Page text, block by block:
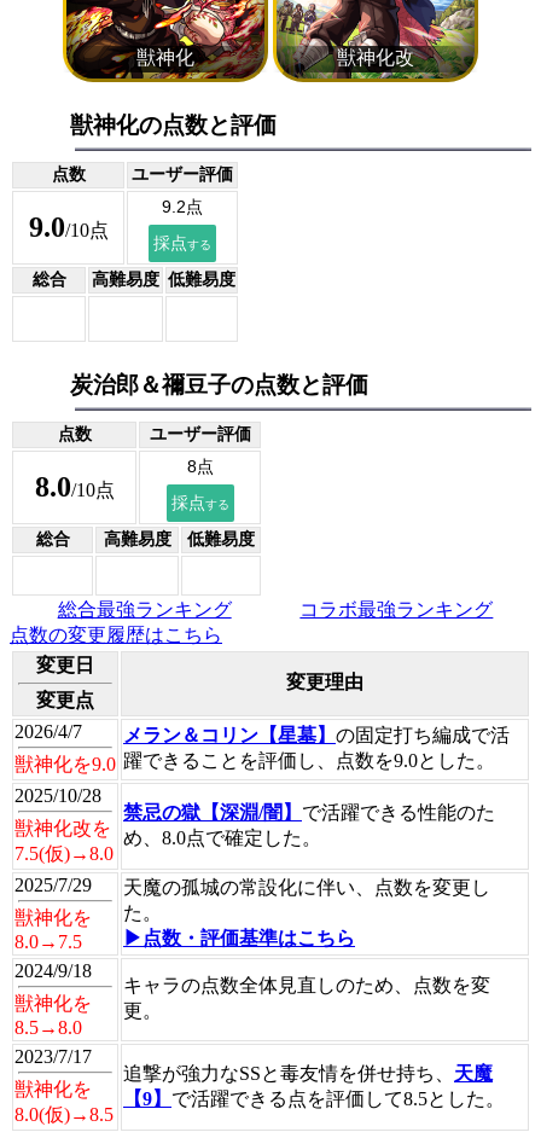
獣神化の点数と評価
点数 ユーザー評価
9.0/10点
総合 高難易度 低難易度
炭治郎＆禰豆子の点数と評価
点数 ユーザー評価
8.0/10点
総合 高難易度 低難易度
総合最強ランキング
コラボ最強ランキング
点数の変更履歴はこちら
変更日
変更点
変更理由
2026/4/7
獣神化を9.0
メラン＆コリン【星墓】 の固定打ち編成で活
躍できることを評価し、点数を9.0とした。
2025/10/28
獣神化改を
7.5(仮)→8.0
禁忌の獄【深淵/闇】 で活躍できる性能のた
め、8.0点で確定した。
2025/7/29
獣神化を
8.0→7.5
天魔の孤城の常設化に伴い、点数を変更し
た。
▶点数・評価基準はこちら
2024/9/18
獣神化を
8.5→8.0
キャラの点数全体見直しのため、点数を変
更。
2023/7/17
獣神化を
8.0(仮)→8.5
追撃が強力なSSと毒友情を併せ持ち、 天魔
【9】 で活躍できる点を評価して8.5とした。